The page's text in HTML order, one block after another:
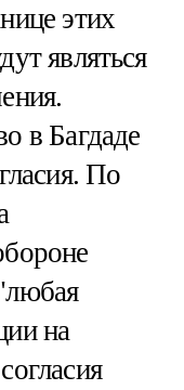
этих
являться
в Багдаде
По
на